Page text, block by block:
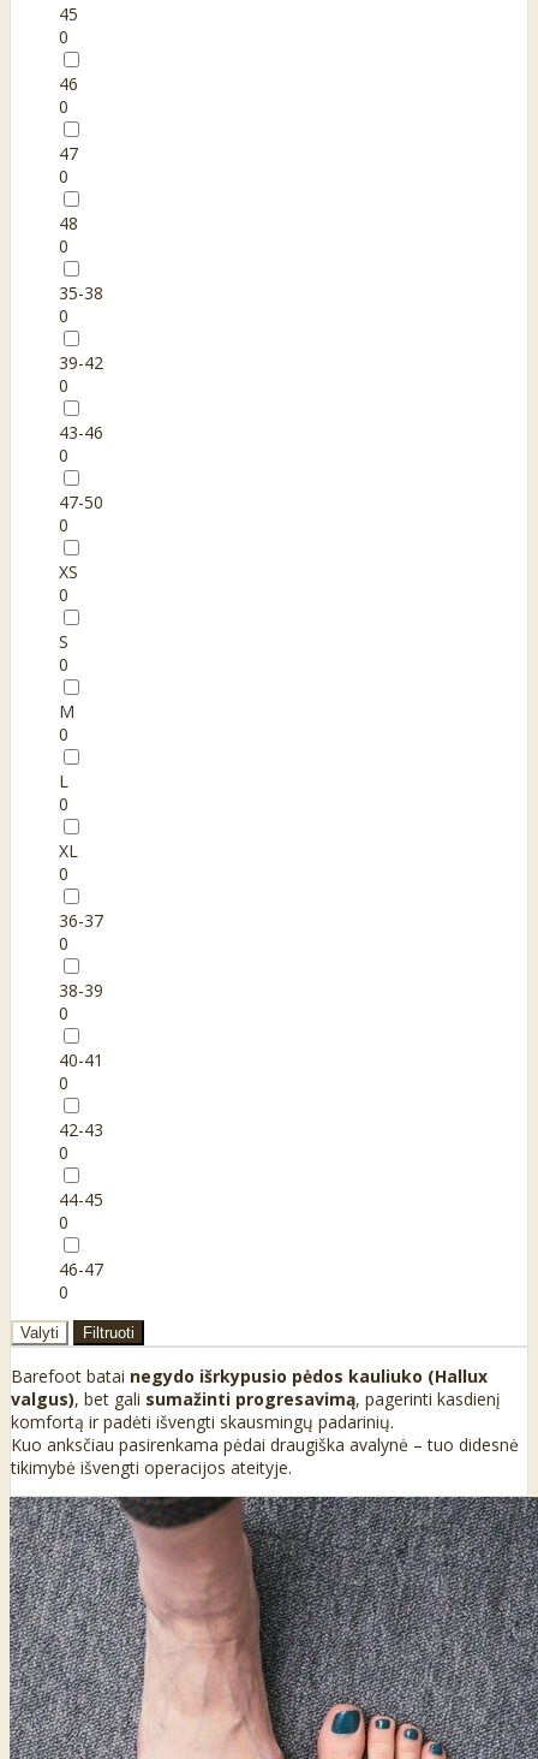
45
0
46
0
47
0
48
0
35-38
0
39-42
0
43-46
0
47-50
0
XS
0
S
0
M
0
L
0
XL
0
36-37
0
38-39
0
40-41
0
42-43
0
44-45
0
46-47
0
Valyti Filtruoti
Barefoot batai negydo išrkypusio pėdos kauliuko (Hallux
valgus), bet gali sumažinti progresavimą, pagerinti kasdienį
komfortą ir padėti išvengti skausmingų padarinių.
Kuo anksčiau pasirenkama pėdai draugiška avalynė – tuo didesnė
tikimybė išvengti operacijos ateityje.